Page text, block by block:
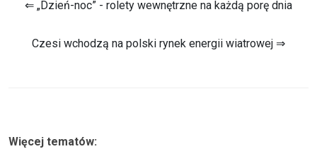
⇐ „Dzień-noc” - rolety wewnętrzne na każdą porę dnia
Czesi wchodzą na polski rynek energii wiatrowej ⇒
Więcej tematów: